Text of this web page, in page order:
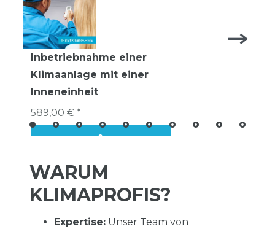
Inbetriebnahme einer
Klimaanlage mit einer
Inneneinheit
589,00 € *
WARUM
KLIMAPROFIS?
Expertise: Unser Team von